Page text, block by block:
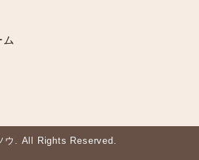
ウ. All Rights Reserved.